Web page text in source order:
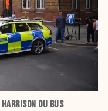
DU BUS